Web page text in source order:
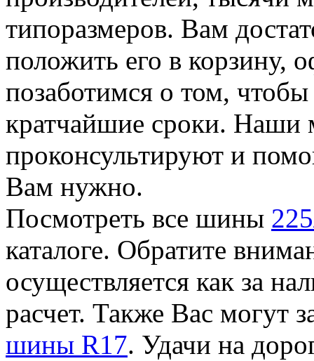
типоразмеров. Вам
положить его в корзину,
позаботимся о том,
кратчайшие сроки. Наши
проконсультируют и
Вам нужно.
Посмотреть все шины
каталоге. Обратите
осуществляется как за
расчет. Также Вас могут
шины R17. Удачи на